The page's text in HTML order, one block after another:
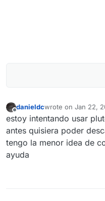
Offline
danieldcwrote on Jan 22,
last edited by
estoy intentando usar
antes quisiera poder
tengo la menor idea de
ayuda